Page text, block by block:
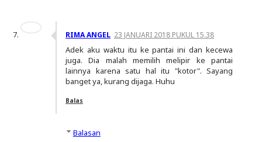
RIMA ANGEL 23 JANUARI 2018 PUKUL 15.38
Adek aku waktu itu ke pantai ini dan kecewa
juga. Dia malah memilih melipir ke pantai
lainnya karena satu hal itu "kotor". Sayang
banget ya, kurang dijaga. Huhu
Balas
Balasan